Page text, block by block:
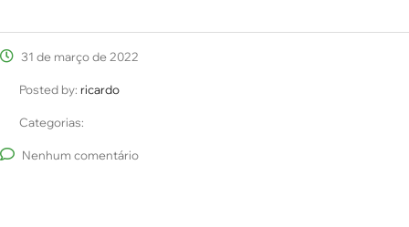
31 de março de 2022
Posted by: ricardo
Categorias:
Nenhum comentário